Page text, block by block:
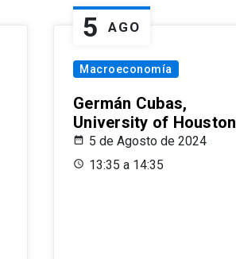
5 AGO
Macroeconomía
Germán Cubas,
University of Houston
5 de Agosto de 2024
13:35 a 14:35